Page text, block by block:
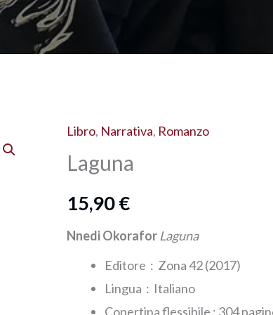
Libro, Narrativa, Romanzo
Laguna
15,90€
Nnedi Okorafor Laguna
Editore ‏ : ‎ Zona 42 (2017)
Lingua ‏ : ‎ Italiano
Copertina flessibile : ‎304
Laguna
quantità